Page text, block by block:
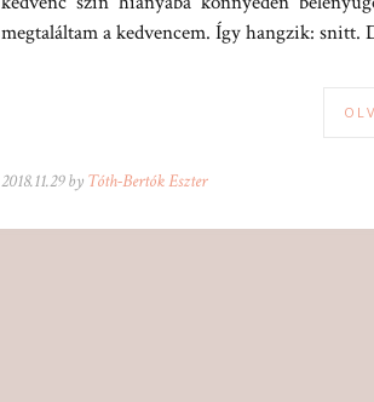
megtaláltam a kedvencem. Így hangzik: snitt.
2018.11.29 by Tóth-Bertók Eszter